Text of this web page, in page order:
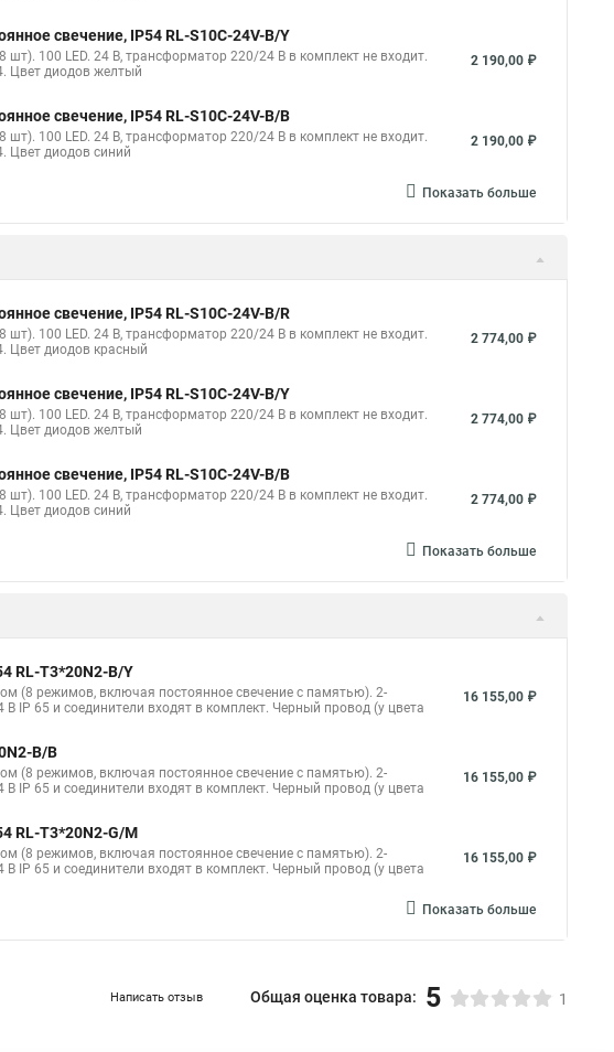
светодиодная уличная Что такое светодиодная гирлянда нить
лампы с нитью Светодиодная с нитью
свечение, IP54 RL-S10C-24V-B/Y
100 LED. 24 B, трансформатор 220/24 В в комплект не входит.
Цвет диодов желтый
2 190,00 ₽
свечение, IP54 RL-S10C-24V-B/B
100 LED. 24 B, трансформатор 220/24 В в комплект не входит.
Цвет диодов синий
2 190,00 ₽
Показать больше
свечение, IP54 RL-S10C-24V-B/R
100 LED. 24 B, трансформатор 220/24 В в комплект не входит.
Цвет диодов красный
2 774,00 ₽
свечение, IP54 RL-S10C-24V-B/Y
100 LED. 24 B, трансформатор 220/24 В в комплект не входит.
Цвет диодов желтый
2 774,00 ₽
свечение, IP54 RL-S10C-24V-B/B
100 LED. 24 B, трансформатор 220/24 В в комплект не входит.
Цвет диодов синий
2 774,00 ₽
Показать больше
RL-T3*20N2-B/Y
(8 режимов, включая постоянное свечение с памятью). 2-
IP 65 и соединители входят в комплект. Черный провод (у цвета
16 155,00 ₽
B/B
(8 режимов, включая постоянное свечение с памятью). 2-
IP 65 и соединители входят в комплект. Черный провод (у цвета
16 155,00 ₽
RL-T3*20N2-G/M
(8 режимов, включая постоянное свечение с памятью). 2-
IP 65 и соединители входят в комплект. Черный провод (у цвета
16 155,00 ₽
Показать больше
Написать отзыв Общая оценка товара: 5 1